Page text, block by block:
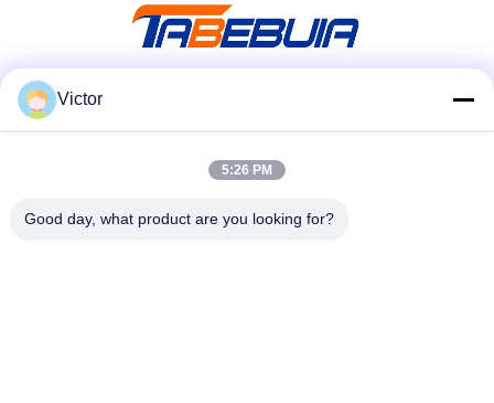
Kontak Cepat
Victor
5:26 PM
Good day, what product are you looking for?